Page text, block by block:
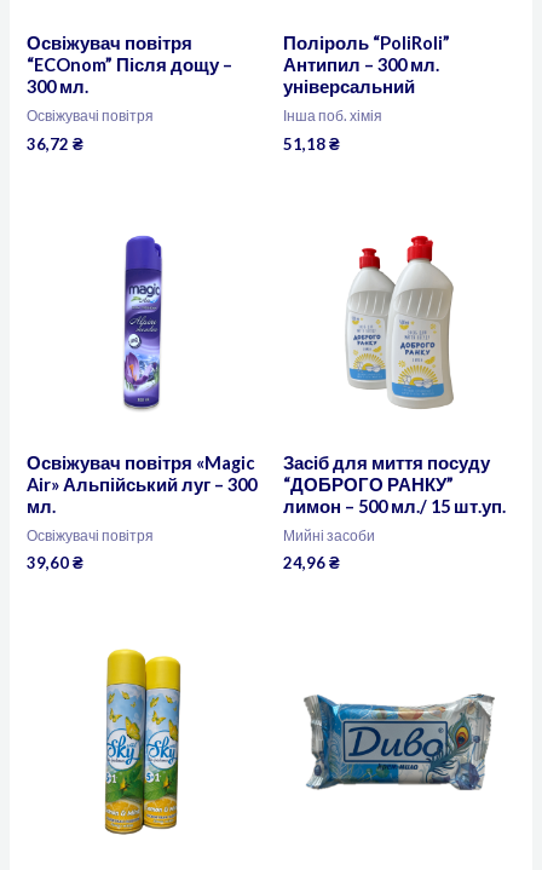
Освіжувач повітря
“ECOnom” Після дощу –
300 мл.
Освіжувачі повітря
36,72₴
Поліроль “PoliRoli”
Антипил – 300 мл.
універсальний
Інша поб. хімія
51,18₴
Освіжувач повітря «Magic
Air» Альпійський луг – 300
мл.
Освіжувачі повітря
39,60₴
Засіб для миття посуду
“ДОБРОГО РАНКУ”
лимон – 500 мл./ 15 шт.уп.
Мийні засоби
24,96₴